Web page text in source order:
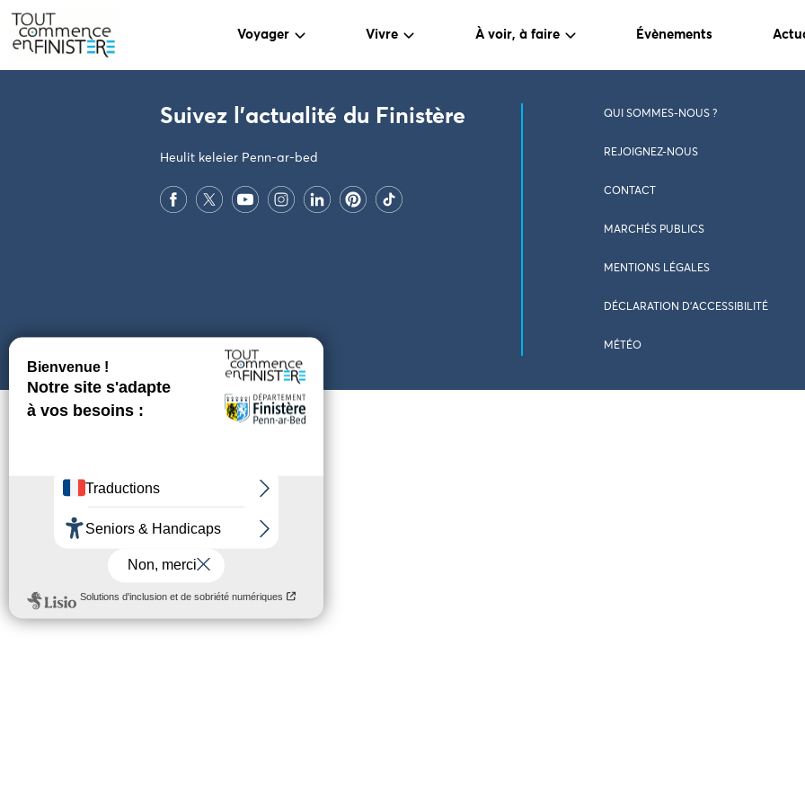
Voyager Vivre À voir, à faire Évènements
PARAMÈTRES DES COOKIES
Suivez l'actualité du Finistère
Heulit keleier Penn-ar-bed
QUI SOMMES-NOUS ?
REJOIGNEZ-NOUS
CONTACT
MARCHÉS PUBLICS
MENTIONS LÉGALES
DÉCLARATION D’ACCESSIBILITÉ
MÉTÉO